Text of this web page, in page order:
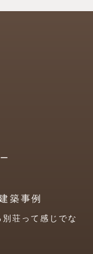
築事例
別荘って感じでな